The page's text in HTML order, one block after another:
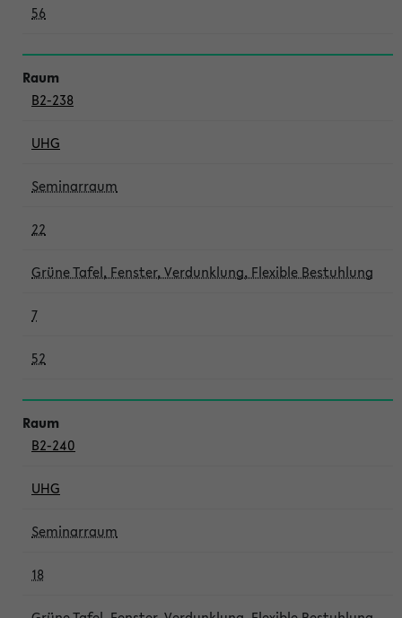
56
B2-238
UHG
Seminarraum
22
Grüne Tafel, Fenster, Verdunklung, Flexible Bestuhlung
7
52
B2-240
UHG
Seminarraum
18